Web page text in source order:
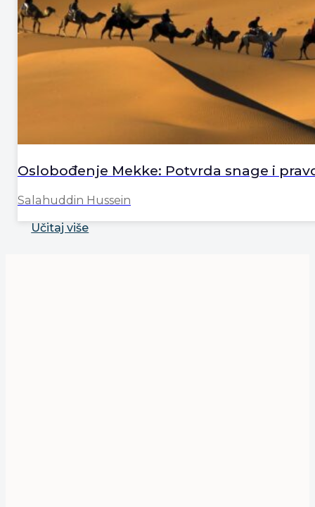
Oslobođenje Mekke: Potvrda snage i
Salahuddin Hussein
Učitaj više